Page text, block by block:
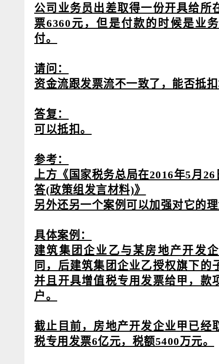
公司业务员出差取得一份开具给所
票6360元，但是付款的时候是业
付。
请问：
资金流跟发票流不一致了，能否抵
答复：
可以抵扣。
参考：
上方《国家税务总局在2016年5月
答(政策组发言材料)》
另外还另一个案例可以加强对它的
具体案例：
建筑集团企业乙与某房地产开发
同，后建筑集团企业乙授权旗下的
并且开具增值税专用发票给甲，款
户。
截止目前，房地产开发企业甲已经
税专用发票6亿元，税额5400万元。